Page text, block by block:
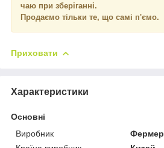
чаю при зберіганні.
Продаємо тільки те, що самі п'ємо.
Приховати
Характеристики
Основні
Виробник
Фермер